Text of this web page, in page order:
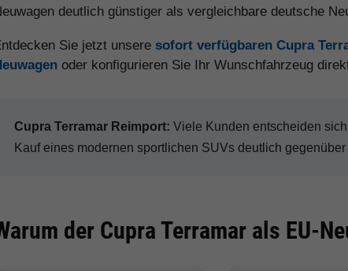
deutlich günstiger als vergleichbare deutsche
Sie jetzt unsere sofort verfügbaren Cupra
oder konfigurieren Sie Ihr Wunschfahrzeug
Cupra Terramar Reimport: Viele Kunden entscheiden
Kauf eines modernen sportlichen SUVs deutlich
der Cupra Terramar als EU-